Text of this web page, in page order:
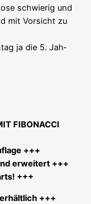
schwie­rig und
mit Vor­sicht zu
ja die 5. Jah­
FIBONACCI
+++
erwei­tert +++
+++
+++